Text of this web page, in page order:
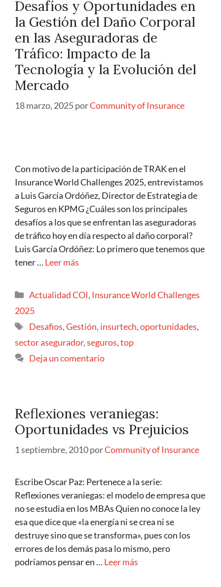
Desafíos y Oportunidades en
la Gestión del Daño Corporal
en las Aseguradoras de
Tráfico: Impacto de la
Tecnología y la Evolución del
Mercado
18 marzo, 2025porCommunity of Insurance
Con motivo de la participación de TRAK en el
Insurance World Challenges 2025, entrevistamos
a Luis García Ordóñez, Director de Estrategia de
Seguros en KPMG ¿Cuáles son los principales
desafíos a los que se enfrentan las aseguradoras
de tráfico hoy en día respecto al daño corporal?
Luis García Ordóñez: Lo primero que tenemos que
tener …Leer más
Actualidad COI, Insurance World Challenges
2025
Desafios,Gestión, insurtech,oportunidades,
sector asegurador,seguros,top
Deja un comentario
Reflexiones veraniegas:
Oportunidades vs Prejuicios
1 septiembre, 2010porCommunity of Insurance
Escribe Oscar Paz: Pertenece a la serie:
Reflexiones veraniegas: el modelo de empresa que
no se estudia en los MBAs Quien no conoce la ley
esa que dice que «la energía ni se crea ni se
destruye sino que se transforma», pues con los
errores de los demás pasa lo mismo, pero
podríamos pensar en …Leer más